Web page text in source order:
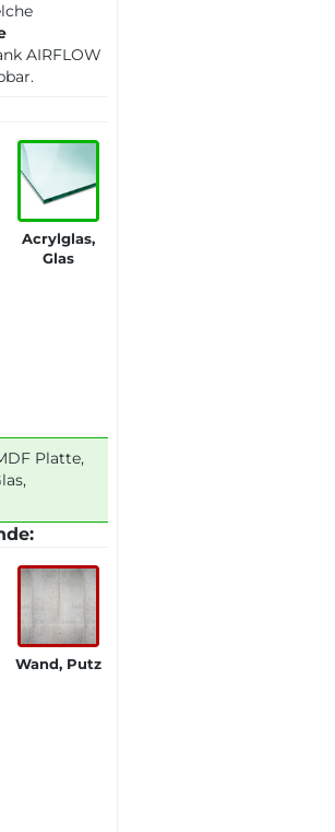
AIRFLOW
Acrylglas,
Glas
Platte,
Wand, Putz